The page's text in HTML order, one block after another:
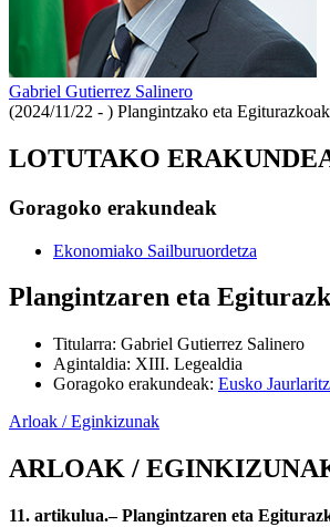
Gabriel Gutierrez Salinero
(2024/11/22 - ) Plangintzako eta
LOTUTAKO
Goragoko erakundeak
Ekonomiako Sailburuordetza
Plangintzaren eta
Titularra: Gabriel Gutierrez Salinero
Agintaldia: XIII. Legealdia
Goragoko erakundeak: Eusko
Arloak / Eginkizunak
ARLOAK /
11. artikulua.– Plangintzaren eta